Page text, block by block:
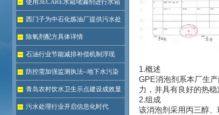
使用3ECARE水箱堵漏剂进行水箱
免拆堵漏的维修保养技术
西门子为中石化炼油厂提供污水处
理技术除氧剂配方具体详情
石油行业节能减排补偿机制浮现
防控需加强监测执法--地下水污染
加剧青岛农村饮水卫生示点建设成效显
著 污水处理行业开启信息化时代
1.概述
GPE消泡剂系本厂生
力，并具有良好的热
2.组成
该消泡剂采用丙三醇